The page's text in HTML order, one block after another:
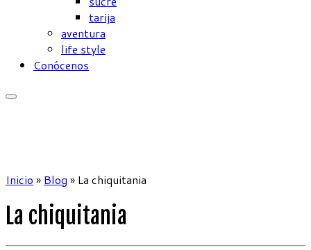
tarija
aventura
life style
Conócenos
Inicio » Blog » La chiquitania
La chiquitania